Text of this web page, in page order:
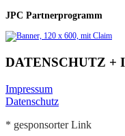
JPC Partnerprogramm
DATENSCHUTZ +
Impressum
Datenschutz
* gesponsorter Link